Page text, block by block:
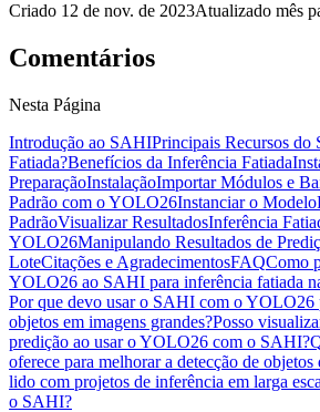
Criado 12 de nov. de 2023Atualizado mês
Comentários
Nesta Página
Introdução ao SAHIPrincipais Recursos do
Fatiada?Benefícios da Inferência Fatiada
PreparaçãoInstalaçãoImportar Módulos e
Padrão com o YOLO26Instanciar o Modelo
PadrãoVisualizar ResultadosInferência
YOLO26Manipulando Resultados de
LoteCitações e AgradecimentosFAQComo
YOLO26 ao SAHI para inferência fatiada
Por que devo usar o SAHI com o YOLO26
objetos em imagens grandes?Posso
predição ao usar o YOLO26 com o SAHI?
oferece para melhorar a detecção de
lido com projetos de inferência em larga
o SAHI?